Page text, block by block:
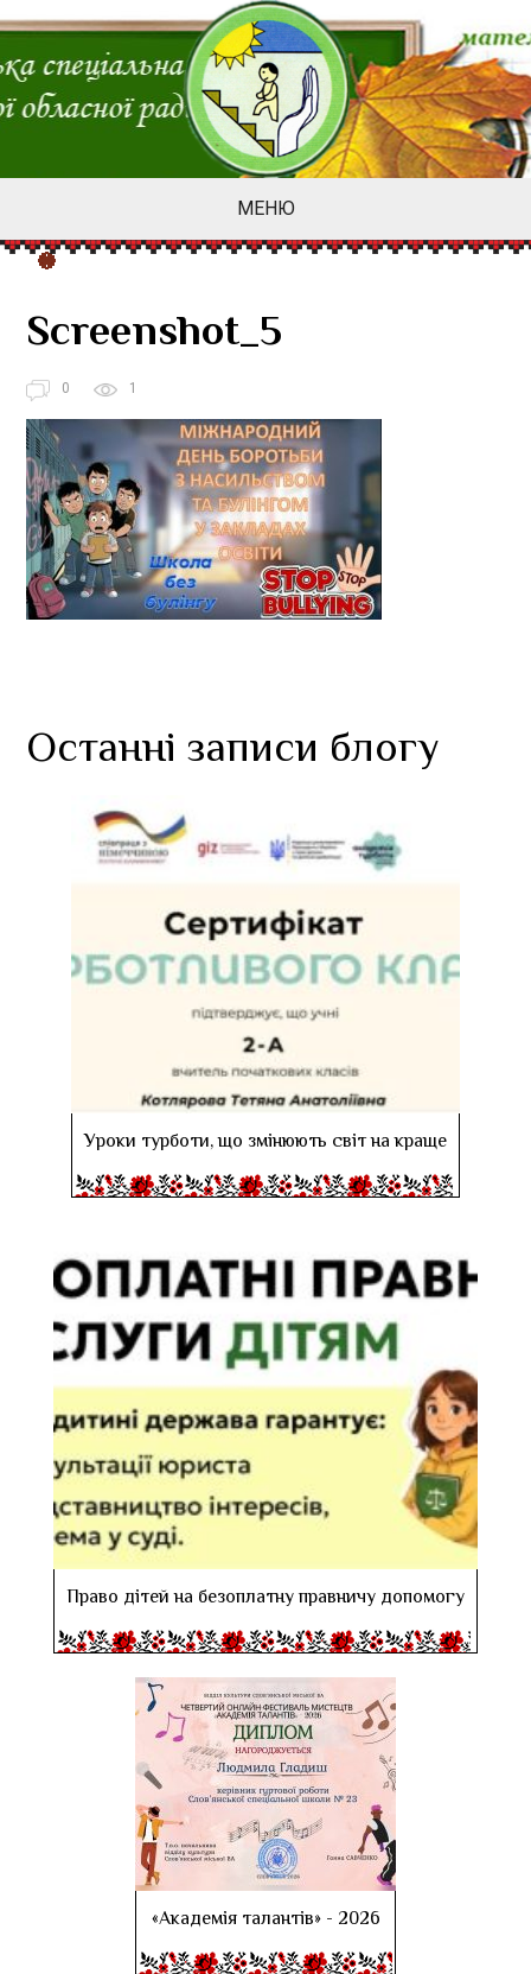
МЕНЮ
Screenshot_5
0 1
Останні записи блогу
Уроки турботи, що змінюють світ на краще
Право дітей на безоплатну правничу допомогу
«Академія талантів» - 2026